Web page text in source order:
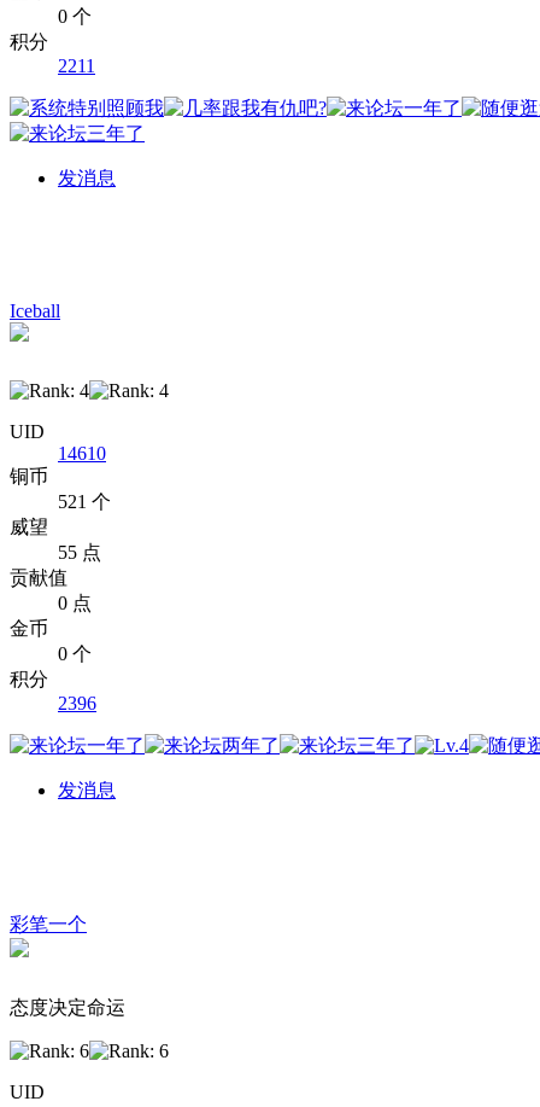
0 个
积分
2211
发消息
Iceball
UID
14610
铜币
521 个
威望
55 点
贡献值
0 点
金币
0 个
积分
2396
发消息
彩笔一个
态度决定命运
UID